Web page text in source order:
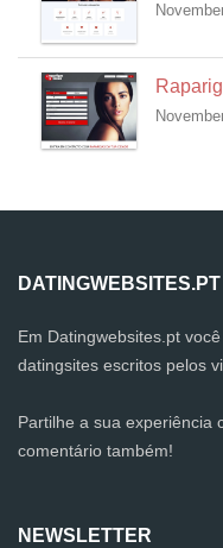
DATINGWEBSITES.PT
Em Datingwebsites.pt
datingsites escritos pelos
Partilhe a sua experiência
comentário também!
NEWSLETTER